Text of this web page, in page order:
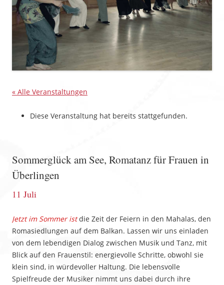
« Alle Veranstaltungen
Diese Veranstaltung hat bereits stattgefunden.
Sommerglück am See, Romatanz für Frauen in
Überlingen
11 Juli
Jetzt im Sommer istdie Zeit der Feiern in den Mahalas, den
Romasiedlungen auf dem Balkan. Lassen wir uns einladen
von dem lebendigen Dialog zwischen Musik und Tanz, mit
Blick auf den Frauenstil: energievolle Schritte, obwohl sie
klein sind, in würdevoller Haltung. Die lebensvolle
Spielfreude der Musiker nimmt uns dabei durch ihre